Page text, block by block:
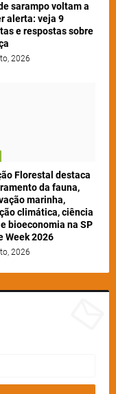
sarampo voltam a
alerta: veja 9
e respostas sobre
2026
Florestal destaca
da fauna,
marinha,
climática, ciência
bioeconomia na SP
Week 2026
2026